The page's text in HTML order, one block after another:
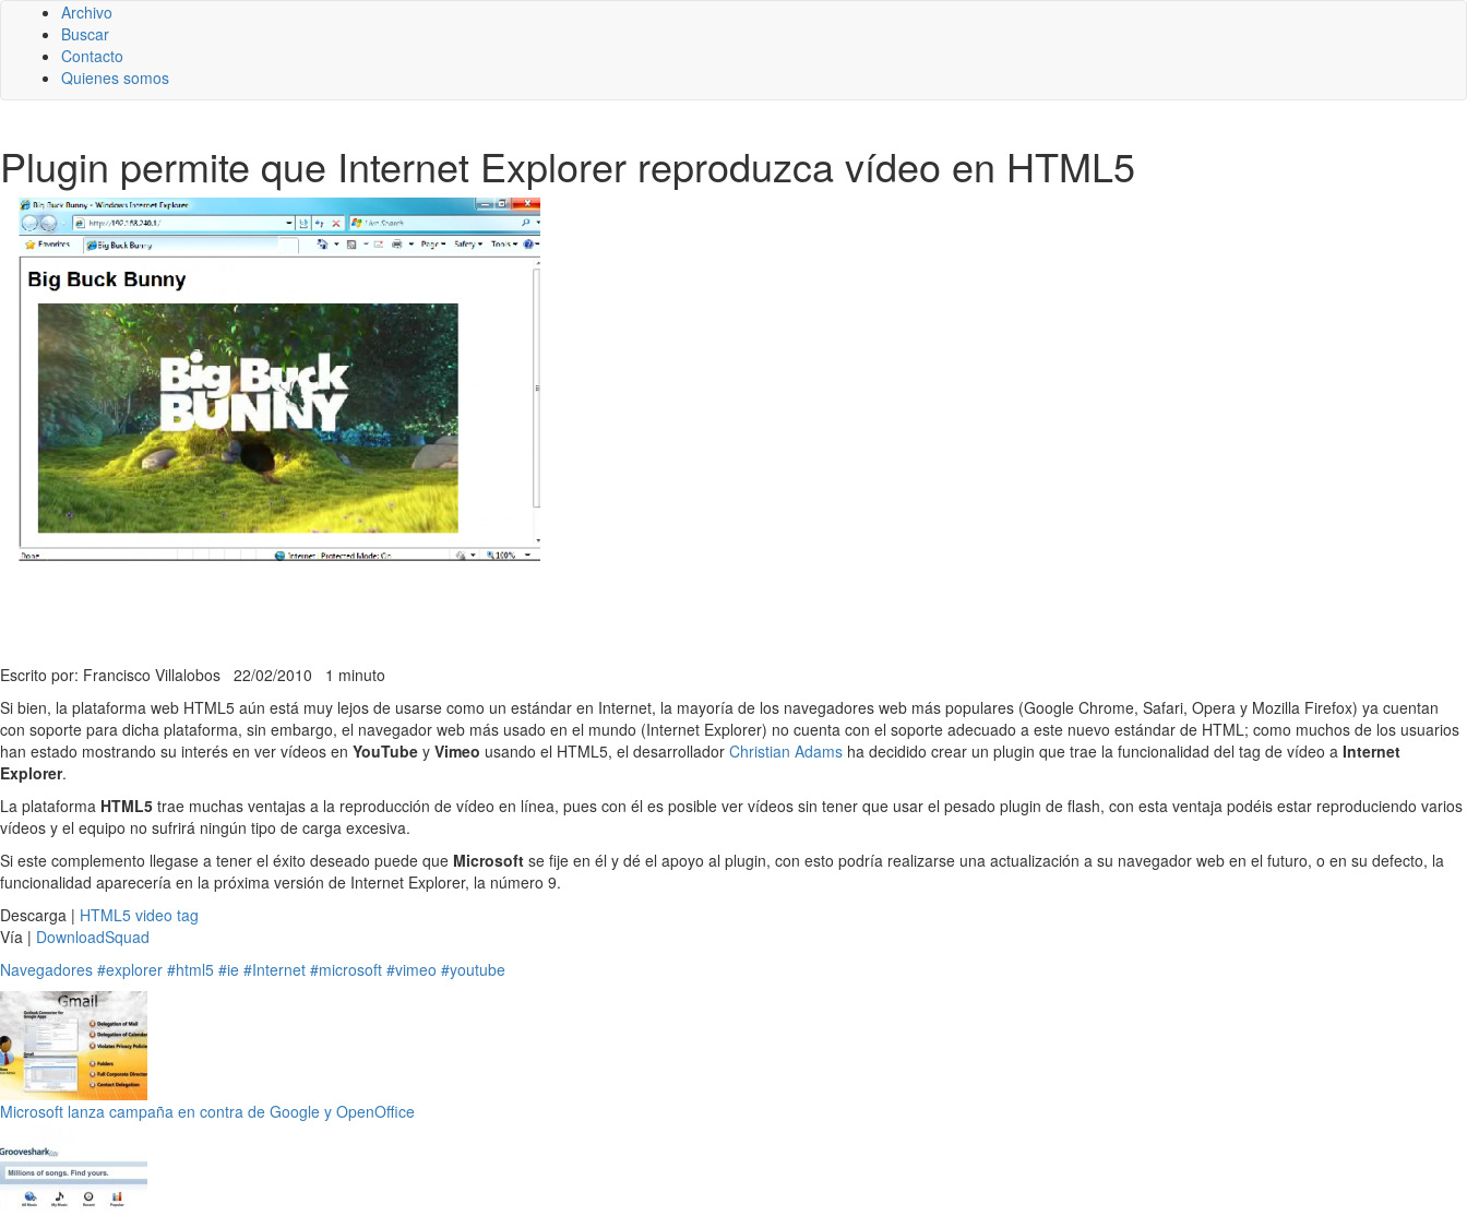
Archivo
Buscar
Contacto
Quienes somos
Plugin permite que Internet Explorer reproduzca vídeo en HTML5
Escrito por: Francisco Villalobos 22/02/2010 1 minuto
Si bien, la plataforma web HTML5 aún está muy lejos de usarse como un estándar en Internet, la mayoría de los navegadores web más populares (Google Chrome, Safari, Opera y Mozilla Firefox) ya cuentan
con soporte para dicha plataforma, sin embargo, el navegador web más usado en el mundo (Internet Explorer) no cuenta con el soporte adecuado a este nuevo estándar de HTML; como muchos de los usuarios
han estado mostrando su interés en ver vídeos en YouTube y Vimeo usando el HTML5, el desarrollador Christian Adams ha decidido crear un plugin que trae la funcionalidad del tag de vídeo a Internet
Explorer.
La plataforma HTML5 trae muchas ventajas a la reproducción de vídeo en línea, pues con él es posible ver vídeos sin tener que usar el pesado plugin de flash, con esta ventaja podéis estar reproduciendo varios
vídeos y el equipo no sufrirá ningún tipo de carga excesiva.
Si este complemento llegase a tener el éxito deseado puede que Microsoft se fije en él y dé el apoyo al plugin, con esto podría realizarse una actualización a su navegador web en el futuro, o en su defecto, la
funcionalidad aparecería en la próxima versión de Internet Explorer, la número 9.
Descarga | HTML5 video tag
Vía | DownloadSquad
Navegadores #explorer #html5 #ie #Internet #microsoft #vimeo #youtube
Microsoft lanza campaña en contra de Google y OpenOffice